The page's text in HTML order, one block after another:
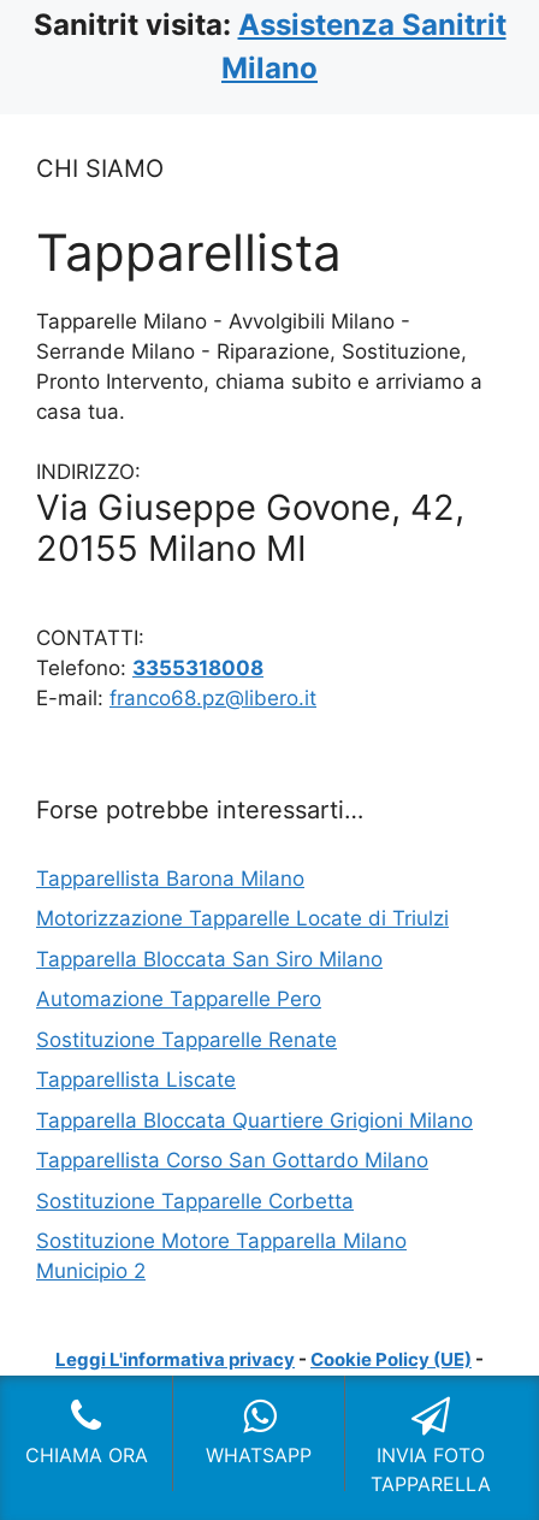
Sanitrit visita: Assistenza Sanitrit
Milano
CHI SIAMO
Tapparellista
Tapparelle Milano - Avvolgibili Milano -
Serrande Milano - Riparazione, Sostituzione,
Pronto Intervento, chiama subito e arriviamo a
casa tua.
INDIRIZZO:
Via Giuseppe Govone, 42,
20155 Milano MI
CONTATTI:
Telefono: 3355318008
E-mail: franco68.pz@libero.it
Forse potrebbe interessarti…
Tapparellista Barona Milano
Motorizzazione Tapparelle Locate di Triulzi
Tapparella Bloccata San Siro Milano
Automazione Tapparelle Pero
Sostituzione Tapparelle Renate
Tapparellista Liscate
Tapparella Bloccata Quartiere Grigioni Milano
Tapparellista Corso San Gottardo Milano
Sostituzione Tapparelle Corbetta
Sostituzione Motore Tapparella Milano
Municipio 2
Leggi L'informativa privacy - Cookie Policy (UE) -
Mappa del Sito
COPYRIGHT [c] 2024 by -Realizzazione siti internet
Solution Group Communication
Siti Roma
CHIAMA ORA WHATSAPP
INVIA FOTO
TAPPARELLA